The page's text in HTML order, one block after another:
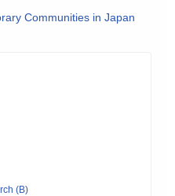
Communities in Japan
(B)